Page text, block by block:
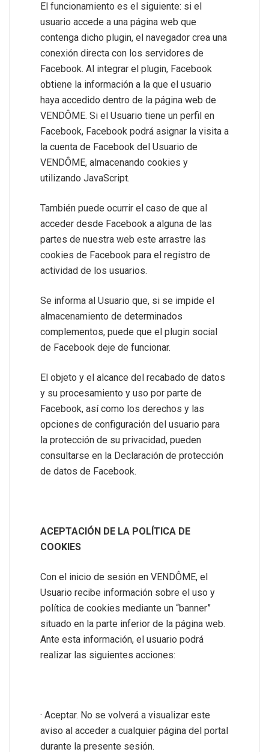
El funcionamiento es el siguiente: si el
usuario accede a una página web que
contenga dicho plugin, el navegador crea una
conexión directa con los servidores de
Facebook. Al integrar el plugin, Facebook
obtiene la información a la que el usuario
haya accedido dentro de la página web de
VENDÔME. Si el Usuario tiene un perfil en
Facebook, Facebook podrá asignar la visita a
la cuenta de Facebook del Usuario de
VENDÔME, almacenando cookies y
utilizando JavaScript.
También puede ocurrir el caso de que al
acceder desde Facebook a alguna de las
partes de nuestra web este arrastre las
cookies de Facebook para el registro de
actividad de los usuarios.
Se informa al Usuario que, si se impide el
almacenamiento de determinados
complementos, puede que el plugin social
de Facebook deje de funcionar.
El objeto y el alcance del recabado de datos
y su procesamiento y uso por parte de
Facebook, así como los derechos y las
opciones de configuración del usuario para
la protección de su privacidad, pueden
consultarse en la Declaración de protección
de datos de Facebook.
ACEPTACIÓN DE LA POLÍTICA DE
COOKIES
Con el inicio de sesión en VENDÔME, el
Usuario recibe información sobre el uso y
política de cookies mediante un “banner”
situado en la parte inferior de la página web.
Ante esta información, el usuario podrá
realizar las siguientes acciones:
· Aceptar. No se volverá a visualizar este
aviso al acceder a cualquier página del portal
durante la presente sesión.